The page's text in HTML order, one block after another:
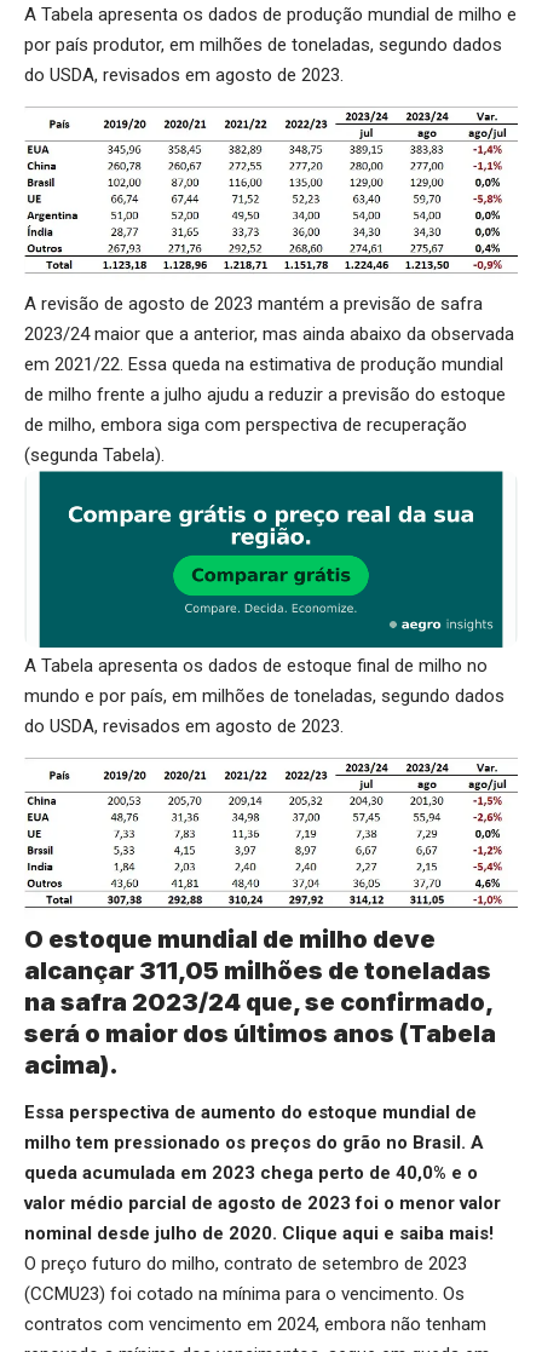
A Tabela apresenta os dados de produção mundial de milho e
por país produtor, em milhões de toneladas, segundo dados
do USDA, revisados em agosto de 2023.
A revisão de agosto de 2023 mantém a previsão de safra
2023/24 maior que a anterior, mas ainda abaixo da observada
em 2021/22. Essa queda na estimativa de produção mundial
de milho frente a julho ajudu a reduzir a previsão do estoque
de milho, embora siga com perspectiva de recuperação
(segunda Tabela).
A Tabela apresenta os dados de estoque final de milho no
mundo e por país, em milhões de toneladas, segundo dados
do USDA, revisados em agosto de 2023.
O estoque mundial de milho deve
alcançar 311,05 milhões de toneladas
na safra 2023/24 que, se confirmado,
será o maior dos últimos anos (Tabela
acima).
Essa perspectiva de aumento do estoque mundial de
milho tem pressionado os preços do grão no Brasil. A
queda acumulada em 2023 chega perto de 40,0% e o
valor médio parcial de agosto de 2023 foi o menor valor
nominal desde julho de 2020. Clique aqui e saiba mais!
O preço futuro do milho, contrato de setembro de 2023
(CCMU23) foi cotado na mínima para o vencimento. Os
contratos com vencimento em 2024, embora não tenham